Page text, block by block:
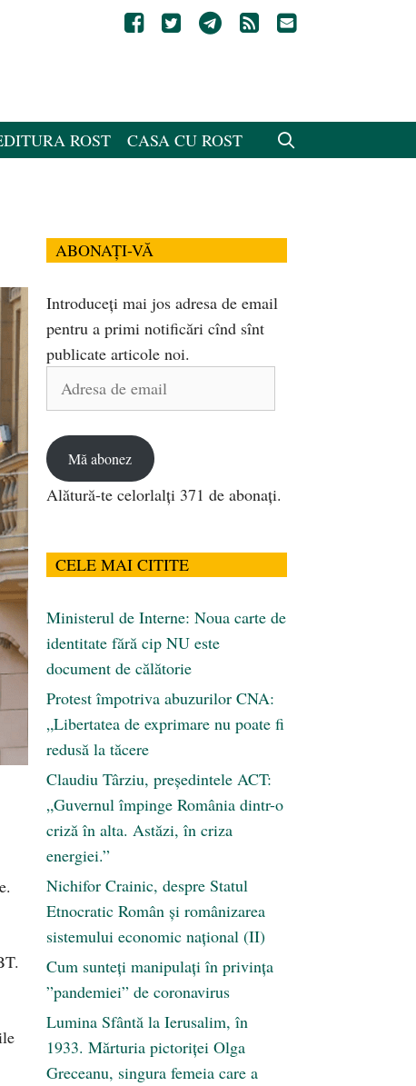
ROST CASA CU ROST
ABONAȚI-VĂ
Introduceți mai jos adresa de email
pentru a primi notificări cînd sînt
publicate articole noi.
Adresa
Mă abonez
Alătură-te celorlalți 371 de abonați.
CELE MAI CITITE
Ministerul de Interne: Noua carte de
identitate fără cip NU este
document de călătorie
Protest împotriva abuzurilor CNA:
„Libertatea de exprimare nu poate fi
redusă la tăcere
Claudiu Târziu, președintele ACT:
„Guvernul împinge România dintr-o
criză în alta. Astăzi, în criza
energiei.”
Nichifor Crainic, despre Statul
Etnocratic Român şi românizarea
sistemului economic naţional (II)
Cum sunteți manipulați în privința
”pandemiei” de coronavirus
Lumina Sfântă la Ierusalim, în
1933. Mărturia pictoriței Olga
Greceanu, singura femeia care a